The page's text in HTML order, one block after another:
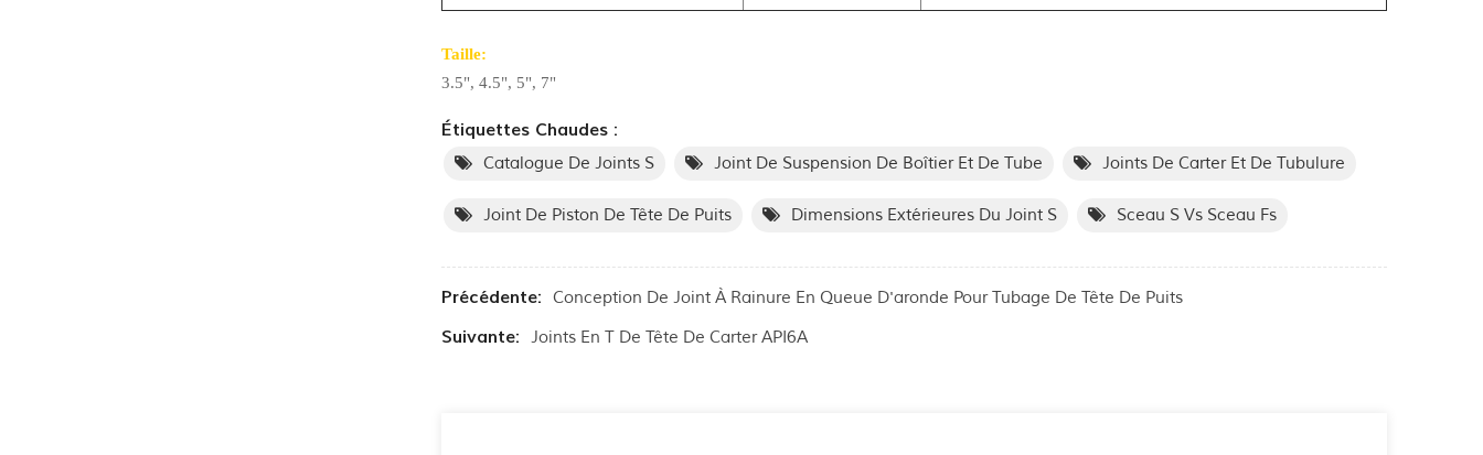
Taille:
3.5", 4.5", 5", 7"
Étiquettes Chaudes :
Catalogue De Joints S Joint De Suspension De Boîtier Et De Tube Joints De Carter Et De Tubulure
Joint De Piston De Tête De Puits Dimensions Extérieures Du Joint S Sceau S Vs Sceau Fs
Précédente: Conception De Joint À Rainure En Queue D'aronde Pour Tubage De Tête De Puits
Suivante: Joints En T De Tête De Carter API6A